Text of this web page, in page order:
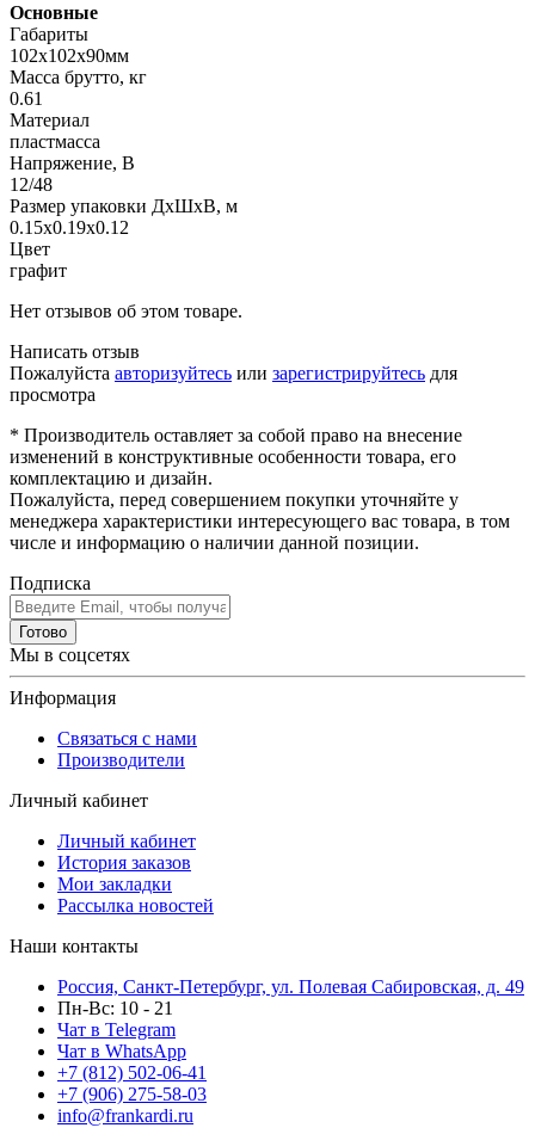
Основные
Габариты
102х102х90мм
Масса брутто, кг
0.61
Материал
пластмасса
Напряжение, В
12/48
Размер упаковки ДхШхВ, м
0.15x0.19x0.12
Цвет
графит
Нет отзывов об этом товаре.
Написать отзыв
Пожалуйста авторизуйтесь или зарегистрируйтесь для
просмотра
* Производитель оставляет за собой право на внесение
изменений в конструктивные особенности товара, его
комплектацию и дизайн.
Пожалуйста, перед совершением покупки уточняйте у
менеджера характеристики интересующего вас товара, в том
числе и информацию о наличии данной позиции.
Подписка
Готово
Мы в соцсетях
Информация
Связаться с нами
Производители
Личный кабинет
Личный кабинет
История заказов
Мои закладки
Рассылка новостей
Наши контакты
Россия, Санкт-Петербург, ул. Полевая Сабировская, д. 49
Пн-Вс: 10 - 21
Чат в Telegram
Чат в WhatsApp
+7 (812) 502-06-41
+7 (906) 275-58-03
info@frankardi.ru